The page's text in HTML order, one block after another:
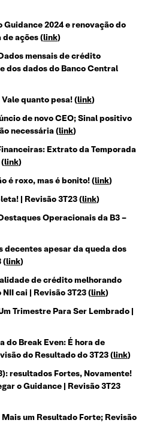
Guidance 2024 e renovação do
ações (link)
mensais de crédito
dos dados do Banco Central
Vale quanto pesa! (link)
de novo CEO; Sinal positivo
necessária (link)
Extrato da Temporada
link)
é roxo, mas é bonito! (link)
| Revisão 3T23 (link)
Operacionais da B3 –
decentes apesar da queda dos
(link)
de crédito melhorando
cai | Revisão 3T23 (link)
Trimestre Para Ser Lembrado |
do Break Even: É hora de
do Resultado do 3T23 (link)
resultados Fortes, Novamente!
o Guidance | Revisão 3T23
Mais um Resultado Forte; Revisão